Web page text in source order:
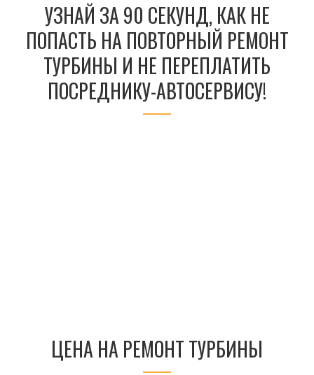
УЗНАЙ ЗА 90 СЕКУНД, КАК НЕ
ПОПАСТЬ НА ПОВТОРНЫЙ РЕМОНТ
ТУРБИНЫ И НЕ ПЕРЕПЛАТИТЬ
ПОСРЕДНИКУ-АВТОСЕРВИСУ!
ЦЕНА НА РЕМОНТ ТУРБИНЫ